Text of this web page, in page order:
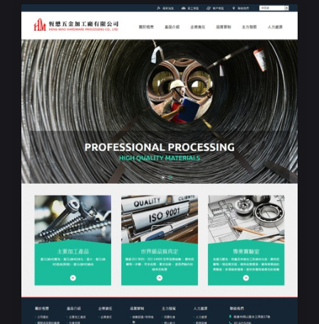
客製化響應式網站設計
恆懋五金加工